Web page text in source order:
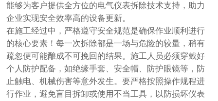
能够为客户提供全方位的电气仪表拆除技术支持，助力
企业实现安全效率高的设备更新。
在施工经过中，严格遵守安全规范是确保作业顺利进行
的核心要素！每一次拆除都是一场与危险的较量，稍有
疏忽便可能酿成不可挽回的结果。施工人员必须穿戴好
个人防护配备，如绝缘手套、安全帽、防护眼镜等，防
止触电、机械伤害等意外发生。要严格按照操作规程进
行作业，避免盲目拆卸或使用不当工具，以防损坏仪表